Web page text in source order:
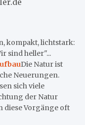
kompakt, lichtstark:
sind heller"...
Die Natur ist
Neuerungen.
sich viele
der Natur
Vorgänge oft